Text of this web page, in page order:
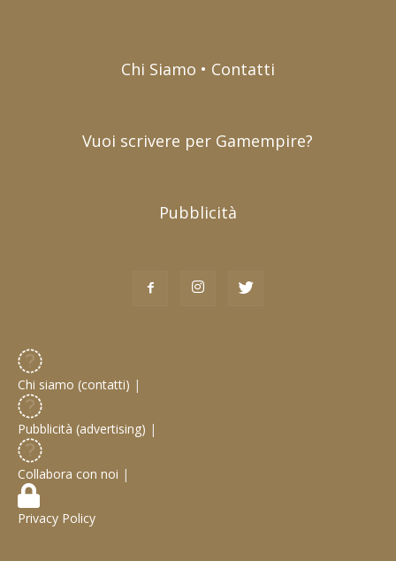
Chi Siamo • Contatti
Vuoi scrivere per Gamempire?
Pubblicità
Chi siamo (contatti) |
Pubblicità (advertising) |
Collabora con noi |
Privacy Policy